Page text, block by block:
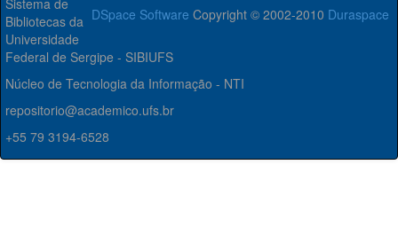
DSpace Software Copyright © 2002-2010 Duraspace
Sistema de
Bibliotecas da
Universidade
Federal de Sergipe - SIBIUFS
Núcleo de Tecnologia da Informação - NTI
repositorio@academico.ufs.br
+55 79 3194-6528